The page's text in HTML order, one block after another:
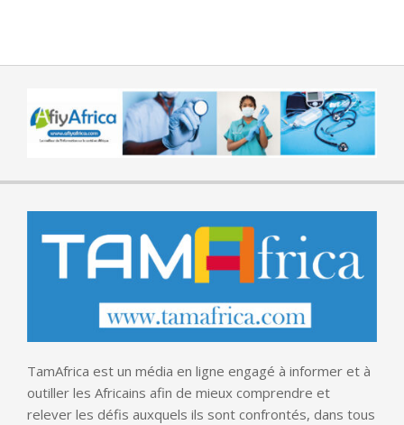
TamAfrica est un média en ligne engagé à informer et à
outiller les Africains afin de mieux comprendre et
relever les défis auxquels ils sont confrontés, dans tous